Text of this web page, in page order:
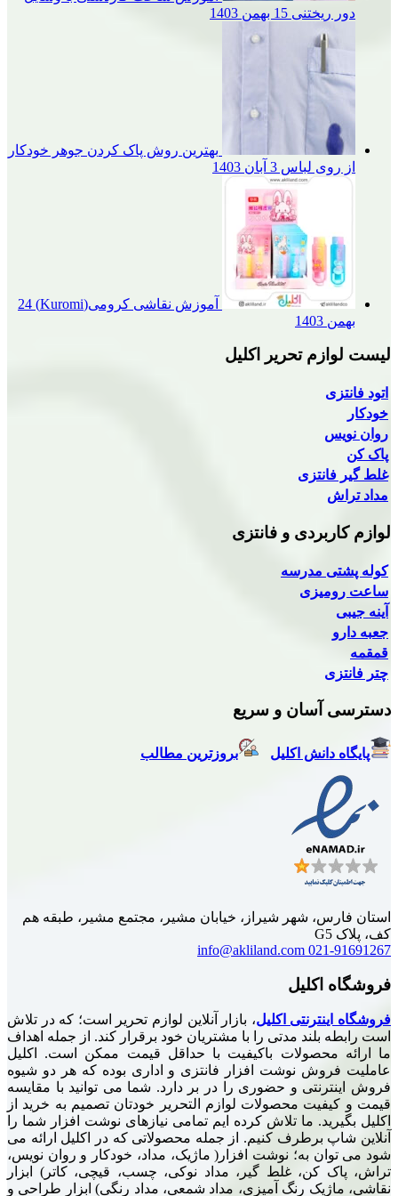
15 بهمن 1403
بهترین روش پاک کردن جوهر خودکار
لباس
آموزش نقاشی کرومی(Kuromi)
24
تحریر اکلیل
و فانتزی
مدرسه
و سریع
اکلیل بروزترین مطالب
شهر شیراز، خیابان مشیر، مجتمع مشیر، طبقه هم
info@akliland.com
اکلیل، بازار آنلاین لوازم تحریر است؛ که در تلاش
مدتی را با مشتریان خود برقرار کند. از جمله اهداف
باکیفیت با حداقل قیمت ممکن است. اکلیل
نوشت افزار فانتزی و اداری بوده که هر دو شیوه
و حضوری را در بر دارد. شما می توانید با مقایسه
محصولات لوازم التحریر خودتان تصمیم به خرید از
ما تلاش کرده ایم تمامی نیازهای نوشت افزار شما را
برطرف کنیم. از جمله محصولاتی که در اکلیل ارائه می
به؛ نوشت افزار( ماژیک، مداد، خودکار و روان نویس،
کن، غلط گیر، مداد نوکی، چسب، قیچی، کاتر) ابزار
رنگ آمیزی، مداد شمعی، مداد رنگی) ابزار طراحی و